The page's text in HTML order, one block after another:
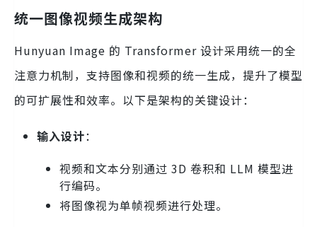
统一图像视频生成架构
Hunyuan Image 的 Transformer 设计采用统一的全
注意力机制，支持图像和视频的统一生成，提升了模型
的可扩展性和效率。以下是架构的关键设计：
输入设计：
视频和文本分别通过 3D 卷积和 LLM 模型进
行编码。
将图像视为单帧视频进行处理。